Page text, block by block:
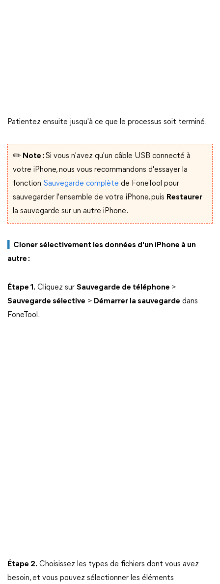
Patientez ensuite jusqu'à ce que le processus soit terminé.
✏️ Note : Si vous n'avez qu'un câble USB connecté à
votre iPhone, nous vous recommandons d'essayer la
fonction Sauvegarde complète de FoneTool pour
sauvegarder l'ensemble de votre iPhone, puis Restaurer
la sauvegarde sur un autre iPhone.
Cloner sélectivement les données d'un iPhone à un
autre :
Étape 1. Cliquez sur Sauvegarde de téléphone >
Sauvegarde sélective > Démarrer la sauvegarde dans
FoneTool.
Étape 2. Choisissez les types de fichiers dont vous avez
besoin, et vous pouvez sélectionner les éléments